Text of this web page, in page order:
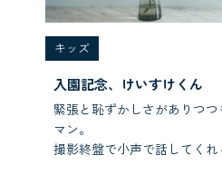
キッズ
入園記念、けいすけくん
緊張と恥ずかしさがありつ
マン。
撮影終盤で小声で話してくれ